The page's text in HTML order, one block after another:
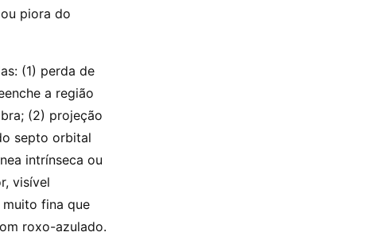
piora do
(1) perda de
a região
(2) projeção
septo orbital
intrínseca ou
visível
fina que
roxo-azulado.